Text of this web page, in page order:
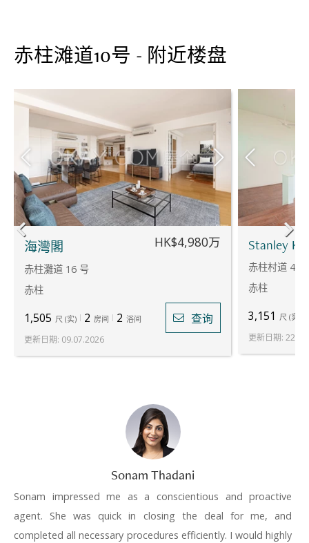
赤柱滩道10号 - 附近楼盘
海灣閣
赤柱灘道 16 号
赤柱
HK$4,980万
1,505 尺 (实) 2 房间 2 浴间 查询
更新日期: 09.07.2026
Stanley
赤柱村道 42
赤柱
3,151 尺 (实
更新日期:
Sonam Thadani
Sonam impressed me as a conscientious and proactive
agent. She was quick in closing the deal for me, and
completed all necessary procedures efficiently. I would highly